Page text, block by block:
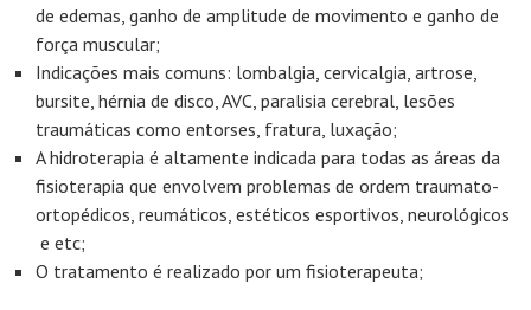
de edemas, ganho de amplitude de movimento e ganho de
força muscular;
Indicações mais comuns: lombalgia, cervicalgia, artrose,
bursite, hérnia de disco, AVC, paralisia cerebral, lesões
traumáticas como entorses, fratura, luxação;
A hidroterapia é altamente indicada para todas as áreas da
fisioterapia que envolvem problemas de ordem traumato-
ortopédicos, reumáticos, estéticos esportivos, neurológicos
e etc;
O tratamento é realizado por um fisioterapeuta;